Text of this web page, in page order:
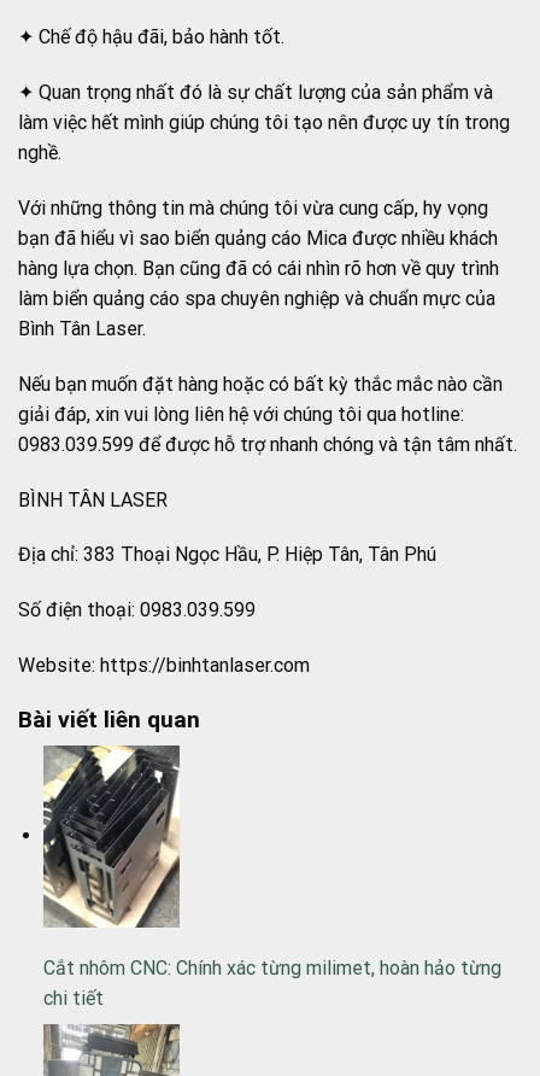
✦ Chế độ hậu đãi, bảo hành tốt.
✦ Quan trọng nhất đó là sự chất lượng của sản phẩm và
làm việc hết mình giúp chúng tôi tạo nên được uy tín trong
nghề.
Với những thông tin mà chúng tôi vừa cung cấp, hy vọng
bạn đã hiểu vì sao biển quảng cáo Mica được nhiều khách
hàng lựa chọn. Bạn cũng đã có cái nhìn rõ hơn về quy trình
làm biển quảng cáo spa chuyên nghiệp và chuẩn mực của
Bình Tân Laser.
Nếu bạn muốn đặt hàng hoặc có bất kỳ thắc mắc nào cần
giải đáp, xin vui lòng liên hệ với chúng tôi qua hotline:
0983.039.599 để được hỗ trợ nhanh chóng và tận tâm nhất.
BÌNH TÂN LASER
Địa chỉ: 383 Thoại Ngọc Hầu, P. Hiệp Tân, Tân Phú
Số điện thoại: 0983.039.599
Website: https://binhtanlaser.com
Bài viết liên quan
Cắt nhôm CNC: Chính xác từng milimet, hoàn hảo từng
chi tiết